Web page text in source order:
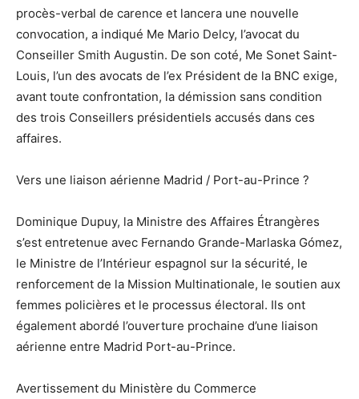
procès-verbal de carence et lancera une nouvelle
convocation, a indiqué Me Mario Delcy, l’avocat du
Conseiller Smith Augustin. De son coté, Me Sonet Saint-
Louis, l’un des avocats de l’ex Président de la BNC exige,
avant toute confrontation, la démission sans condition
des trois Conseillers présidentiels accusés dans ces
affaires.
Vers une liaison aérienne Madrid / Port-au-Prince ?
Dominique Dupuy, la Ministre des Affaires Étrangères
s’est entretenue avec Fernando Grande-Marlaska Gómez,
le Ministre de l’Intérieur espagnol sur la sécurité, le
renforcement de la Mission Multinationale, le soutien aux
femmes policières et le processus électoral. Ils ont
également abordé l’ouverture prochaine d’une liaison
aérienne entre Madrid Port-au-Prince.
Avertissement du Ministère du Commerce